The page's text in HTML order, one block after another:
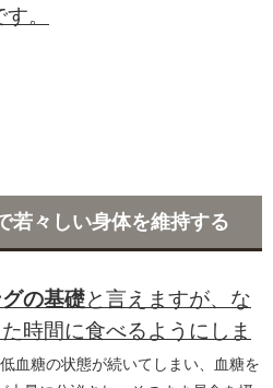
。
若々しい身体を維持する
の基礎と言えますが、な
時間に食べるようにしま
血糖の状態が続いてしまい、血糖を